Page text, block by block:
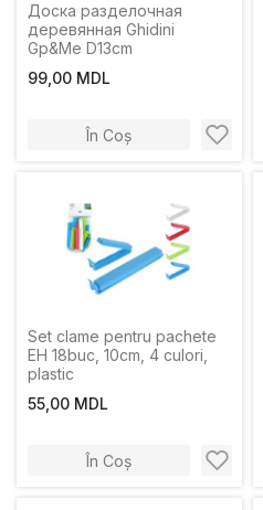
Доска разделочная
деревянная Ghidini
Gp&Me D13сm
99,00 MDL
În Coș
Set clame pentru pachete
EH 18buc, 10cm, 4 culori,
plastic
55,00 MDL
În Coș